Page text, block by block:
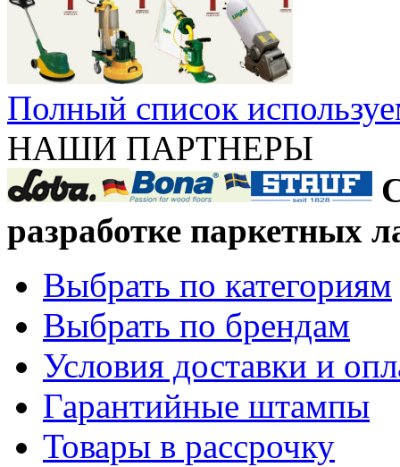
Полный список
НАШИ ПАРТНЕРЫ
разработке паркетных
Выбрать по категориям
Выбрать по брендам
Условия доставки и
Гарантийные штампы
Товары в рассрочку